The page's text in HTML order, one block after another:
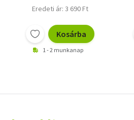
Eredeti ár: 3 690 Ft
Kosárba
1 - 2 munkanap